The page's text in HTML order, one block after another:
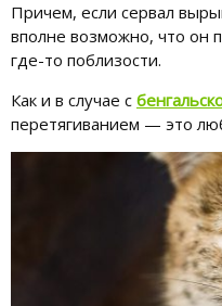
Причем, если сервал
вполне возможно, что он
где-то поблизости.
Как и в случае с
перетягиванием — это